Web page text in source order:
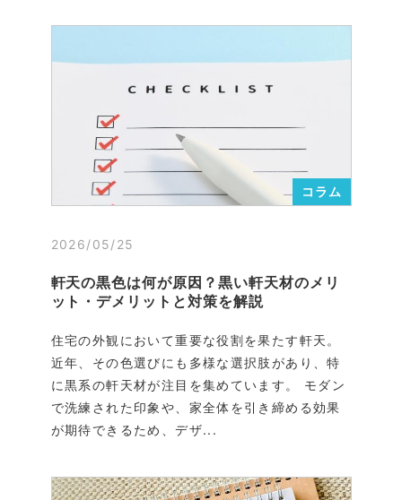
コラム
2026/05/25
軒天の黒色は何が原因？黒い軒天材のメリ
ット・デメリットと対策を解説
住宅の外観において重要な役割を果たす軒天。
近年、その色選びにも多様な選択肢があり、特
に黒系の軒天材が注目を集めています。 モダン
で洗練された印象や、家全体を引き締める効果
が期待できるため、デザ...